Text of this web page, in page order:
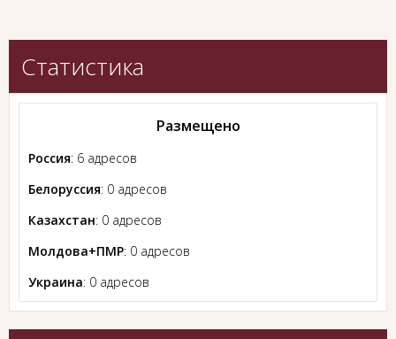
Статистика
Размещено
Россия: 6 адресов
Белоруссия: 0 адресов
Казахстан: 0 адресов
Молдова+ПМР: 0 адресов
Украина: 0 адресов